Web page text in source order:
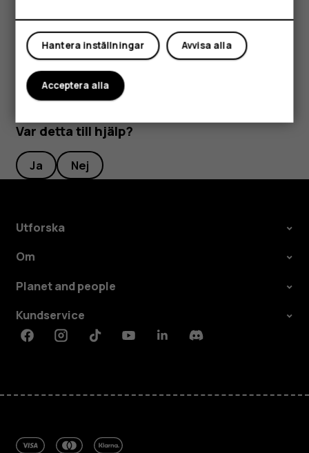
Var detta till hjälp?
Ja Nej
Utforska
Om
Planet and people
Kundservice
FacebookInstagramTiktokYoutubeLinkedinDiscord
Avvisa alla
Hantera inställningar
Acceptera alla